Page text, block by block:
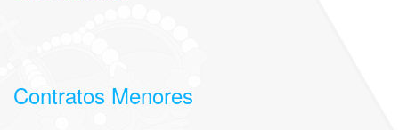
Contratos Menores